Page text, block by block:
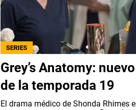
SERIES
Grey’s Anatomy:
de la temporada 19
El drama médico de Shonda Rhimes